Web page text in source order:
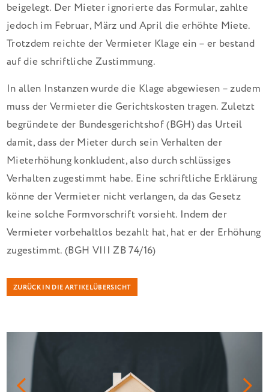
beigelegt. Der Mieter ignorierte das Formular, zahlte
jedoch im Februar, März und April die erhöhte Miete.
Trotzdem reichte der Vermieter Klage ein – er bestand
auf die schriftliche Zustimmung.
In allen Instanzen wurde die Klage abgewiesen – zudem
muss der Vermieter die Gerichtskosten tragen. Zuletzt
begründete der Bundesgerichtshof (BGH) das Urteil
damit, dass der Mieter durch sein Verhalten der
Mieterhöhung konkludent, also durch schlüssiges
Verhalten zugestimmt habe. Eine schriftliche Erklärung
könne der Vermieter nicht verlangen, da das Gesetz
keine solche Formvorschrift vorsieht. Indem der
Vermieter vorbehaltlos bezahlt hat, hat er der Erhöhung
zugestimmt. (BGH VIII ZB 74/16)
ZURÜCK IN DIE ARTIKELÜBERSICHT